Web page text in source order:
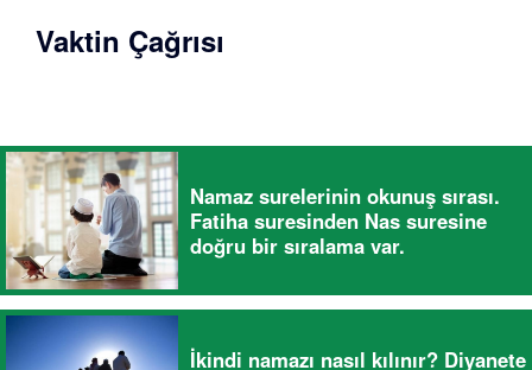
Vaktin Çağrısı
Namaz surelerinin okunuş sırası.
Fatiha suresinden Nas suresine
doğru bir sıralama var.
İkindi namazı nasıl kılınır? Diyanete